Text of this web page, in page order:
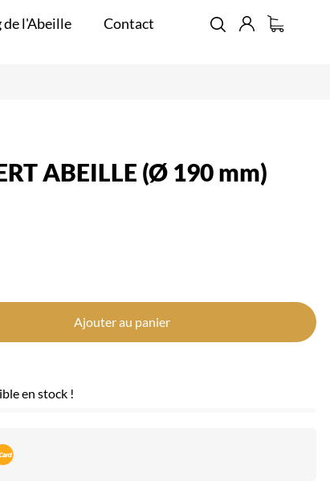
de l'Abeille Contact
ABEILLE (Ø 190 mm)
Ajouter au panier
en stock !